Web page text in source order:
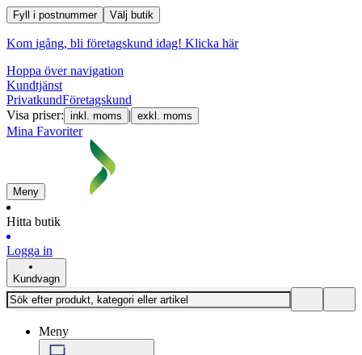
Fyll i postnummer Välj butik
Kom igång, bli företagskund idag! Klicka här
Hoppa över navigation
Kundtjänst
PrivatkundFöretagskund
Visa priser: inkl. moms | exkl. moms
Mina Favoriter
Meny
Hitta butik
Logga in
Kundvagn
Meny